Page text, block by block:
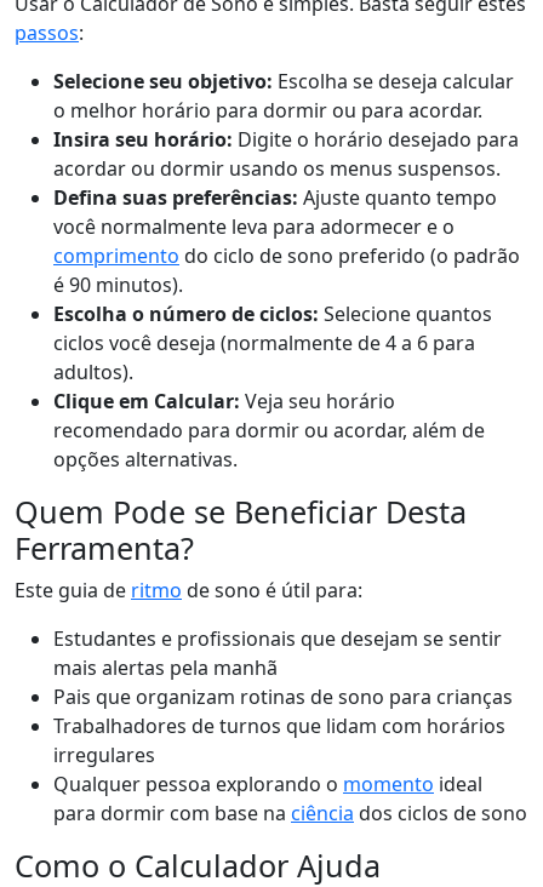
passos:
Selecione seu objetivo: Escolha se deseja calcular
o melhor horário para dormir ou para acordar.
Insira seu horário: Digite o horário desejado para
acordar ou dormir usando os menus suspensos.
Defina suas preferências: Ajuste quanto tempo
você normalmente leva para adormecer e o
comprimento do ciclo de sono preferido (o padrão
é 90 minutos).
Escolha o número de ciclos: Selecione quantos
ciclos você deseja (normalmente de 4 a 6 para
adultos).
Clique em Calcular: Veja seu horário
recomendado para dormir ou acordar, além de
opções alternativas.
Quem Pode se Beneficiar Desta
Ferramenta?
Este guia de ritmo de sono é útil para:
Estudantes e profissionais que desejam se sentir
mais alertas pela manhã
Pais que organizam rotinas de sono para crianças
Trabalhadores de turnos que lidam com horários
irregulares
Qualquer pessoa explorando o momento ideal
para dormir com base na ciência dos ciclos de sono
Como o Calculador Ajuda